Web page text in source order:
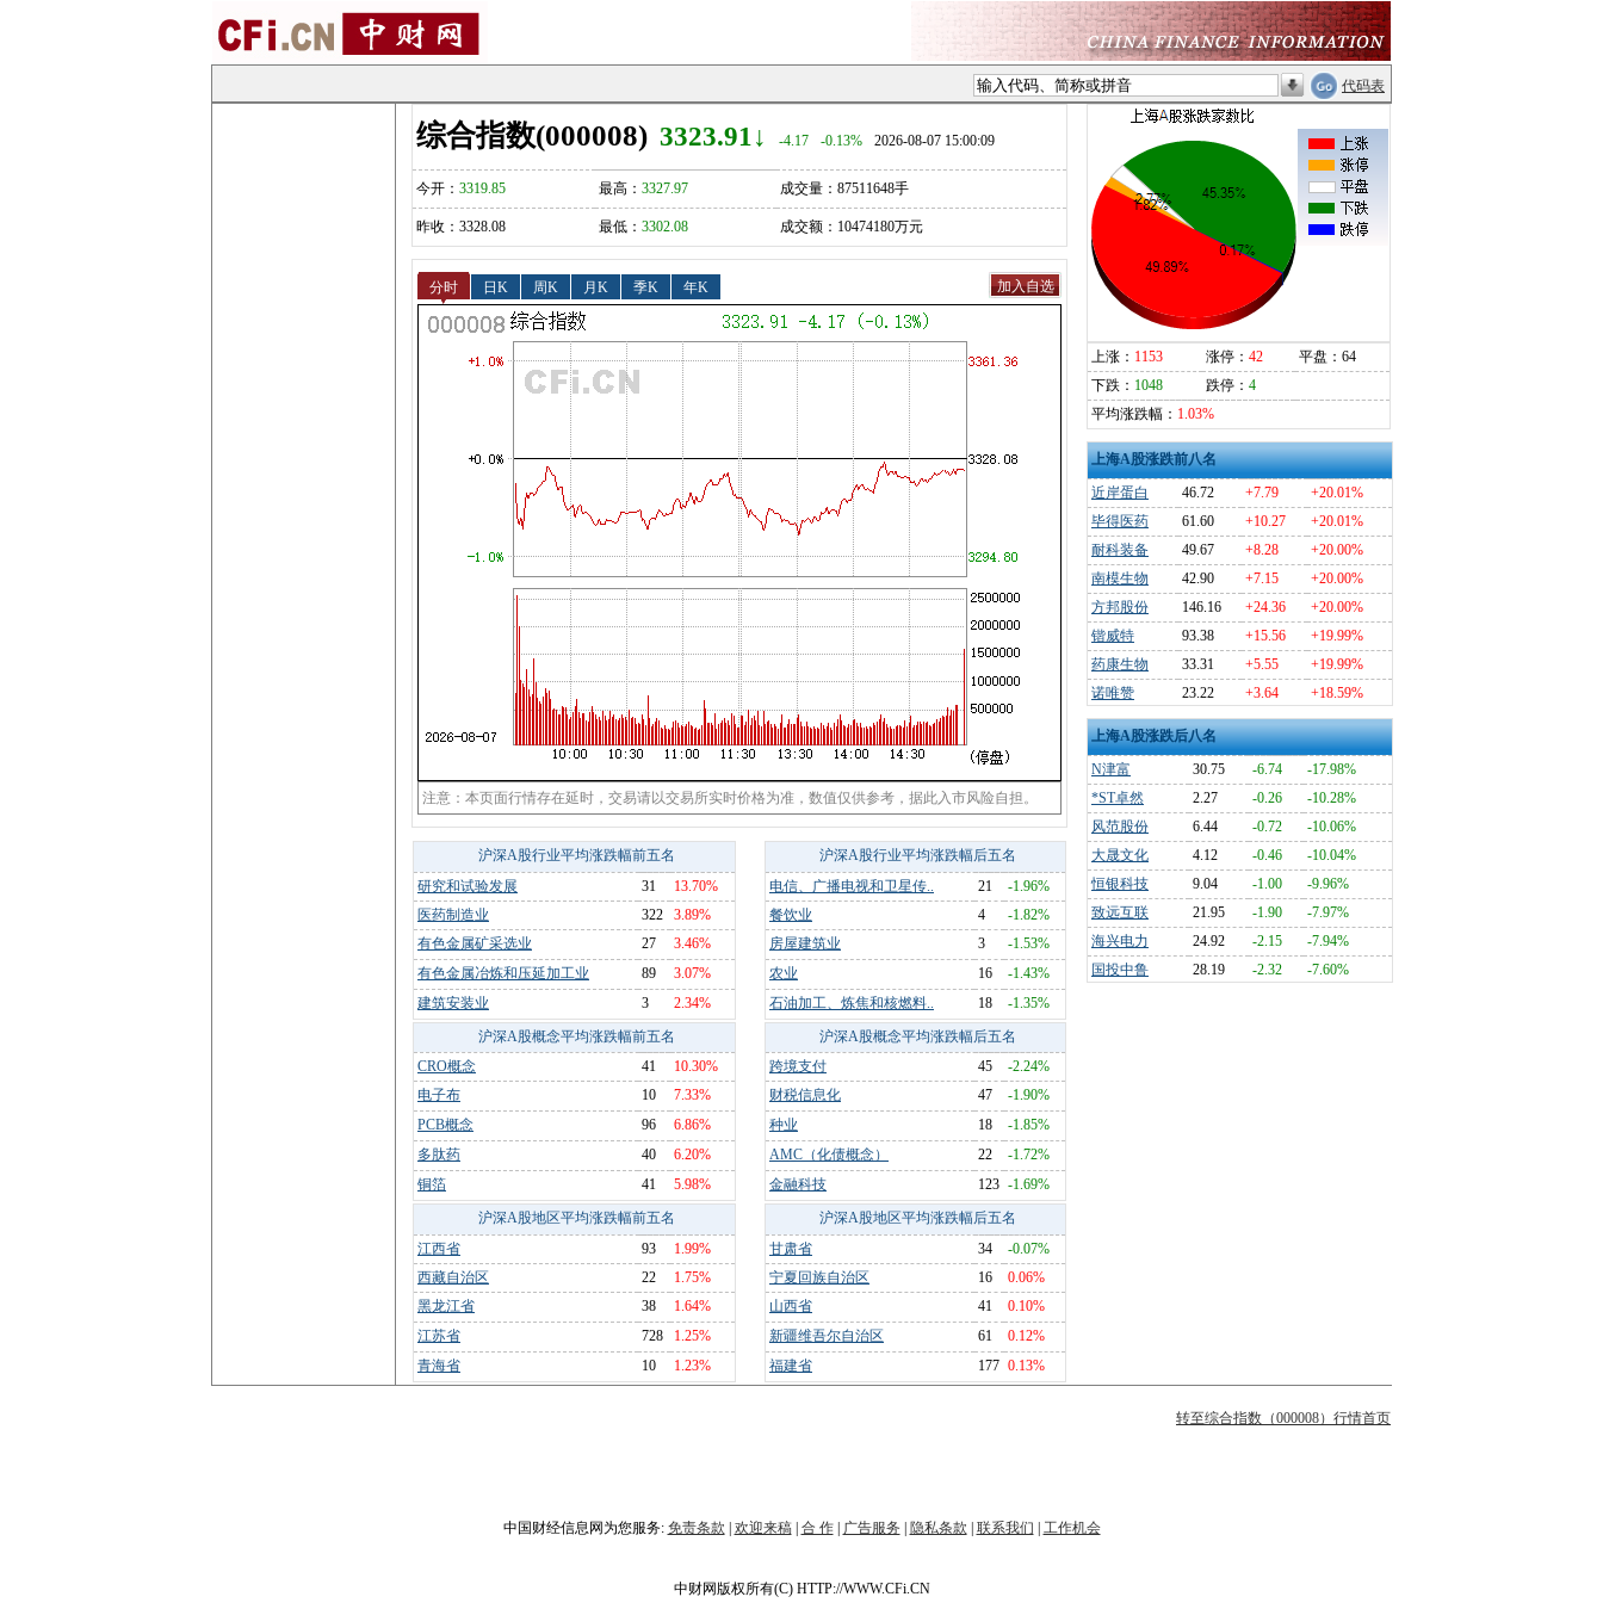
代码表
综合指数(000008) 3323.91↓ -4.17 -0.13% 2026-08-07 15:00:09
今开： 3319.85 最高： 3327.97 成交量：87511648手
昨收：3328.08 最低： 3302.08 成交额：10474180万元
分时 日K 周K 月K 季K 年K
注意：本页面行情存在延时，交易请以交易所实时价格为准，数值仅供参考，据此入市风险自担。
沪深A股行业平均涨跌幅前五名
研究和试验发展
31
13.70%
医药制造业
322
3.89%
有色金属矿采选业
27
3.46%
有色金属冶炼和压延加工业
89
3.07%
建筑安装业
3 2.34%
沪深A股行业平均涨跌幅后五名
电信、广播电视和卫星传..
21
-1.96%
餐饮业
4
-1.82%
房屋建筑业
3
-1.53%
农业
16
-1.43%
石油加工、炼焦和核燃料..
18
-1.35%
沪深A股概念平均涨跌幅前五名
CRO概念
41
10.30%
电子布
10
7.33%
PCB概念
96
6.86%
多肽药
40
6.20%
铜箔
41 5.98%
沪深A股概念平均涨跌幅后五名
跨境支付
45
-2.24%
财税信息化
47
-1.90%
种业
18
-1.85%
AMC（化债概念）
22
-1.72%
金融科技
123 -1.69%
沪深A股地区平均涨跌幅前五名
江西省
93
1.99%
西藏自治区
22
1.75%
黑龙江省
38
1.64%
江苏省
728
1.25%
青海省
10 1.23%
沪深A股地区平均涨跌幅后五名
甘肃省
34
-0.07%
宁夏回族自治区
16
0.06%
山西省
41
0.10%
新疆维吾尔自治区
61
0.12%
福建省
177 0.13%
上涨： 1153 涨停： 42
平盘：64
下跌： 1048 跌停： 4
平均涨跌幅： 1.03%
上海A股涨跌前八名
近岸蛋白
46.72 +7.79
+20.01%
毕得医药
61.60 +10.27
+20.01%
耐科装备
49.67 +8.28
+20.00%
南模生物
42.90 +7.15
+20.00%
方邦股份
146.16 +24.36
+20.00%
锴威特
93.38 +15.56
+19.99%
药康生物
33.31 +5.55
+19.99%
诺唯赞
23.22 +3.64 +18.59%
上海A股涨跌后八名
N津富
30.75 -6.74
-17.98%
*ST卓然
2.27 -0.26
-10.28%
风范股份
6.44 -0.72
-10.06%
大晟文化
4.12 -0.46
-10.04%
恒银科技
9.04 -1.00
-9.96%
致远互联
21.95 -1.90
-7.97%
海兴电力
24.92 -2.15
-7.94%
国投中鲁
28.19 -2.32 -7.60%
转至综合指数（000008）行情首页
中国财经信息网为您服务: 免责条款 欢迎来稿| 合 作| 广告服务 隐私条款 联系我们 工作机会
中财网版权所有(C) HTTP://WWW.CFi.CN